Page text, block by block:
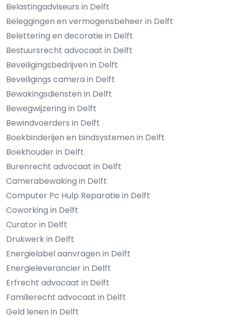
Belastingadviseurs in Delft
Beleggingen en vermogensbeheer in Delft
Belettering en decoratie in Delft
Bestuursrecht advocaat in Delft
Beveiligingsbedrijven in Delft
Beveiligings camera in Delft
Bewakingsdiensten in Delft
Bewegwijzering in Delft
Bewindvoerders in Delft
Boekbinderijen en bindsystemen in Delft
Boekhouder in Delft
Burenrecht advocaat in Delft
Camerabewaking in Delft
Computer Pc Hulp Reparatie in Delft
Coworking in Delft
Curator in Delft
Drukwerk in Delft
Energielabel aanvragen in Delft
Energieleverancier in Delft
Erfrecht advocaat in Delft
Familierecht advocaat in Delft
Geld lenen in Delft